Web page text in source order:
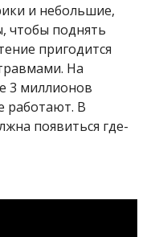
и небольшие,
чтобы поднять
пригодится
На
3 миллионов
работают. В
появиться где-